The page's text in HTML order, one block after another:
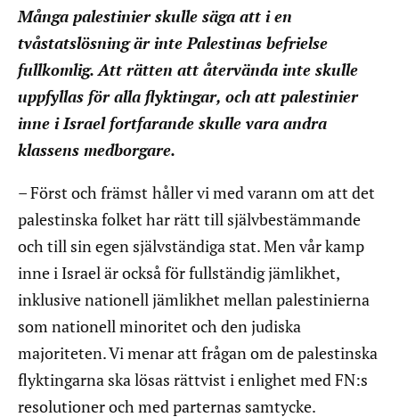
Många palestinier skulle säga att i en
tvåstatslösning är inte Palestinas befrielse
fullkomlig. Att rätten att återvända inte skulle
uppfyllas för alla flyktingar, och att palestinier
inne i Israel fortfarande skulle vara andra
klassens medborgare.
– Först och främst håller vi med varann om att det
palestinska folket har rätt till självbestämmande
och till sin egen självständiga stat. Men vår kamp
inne i Israel är också för fullständig jämlikhet,
inklusive nationell jämlikhet mellan palestinierna
som nationell minoritet och den judiska
majoriteten. Vi menar att frågan om de palestinska
flyktingarna ska lösas rättvist i enlighet med FN:s
resolutioner och med parternas samtycke.